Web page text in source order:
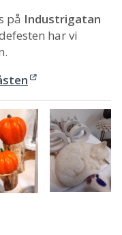
på Industrigatan
har vi